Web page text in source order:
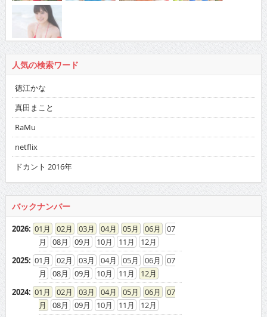
人気の検索ワード
徳江かな
真田まこと
RaMu
netflix
ドカント 2016年
バックナンバー
2026: 01 02 03 04 05 06
07
08
09 10 11
12
2025: 01 02 03 04 05 06
07
08
09 10 11
12
2024: 01 02 03 04 05 06
07
08
09 10 11
12